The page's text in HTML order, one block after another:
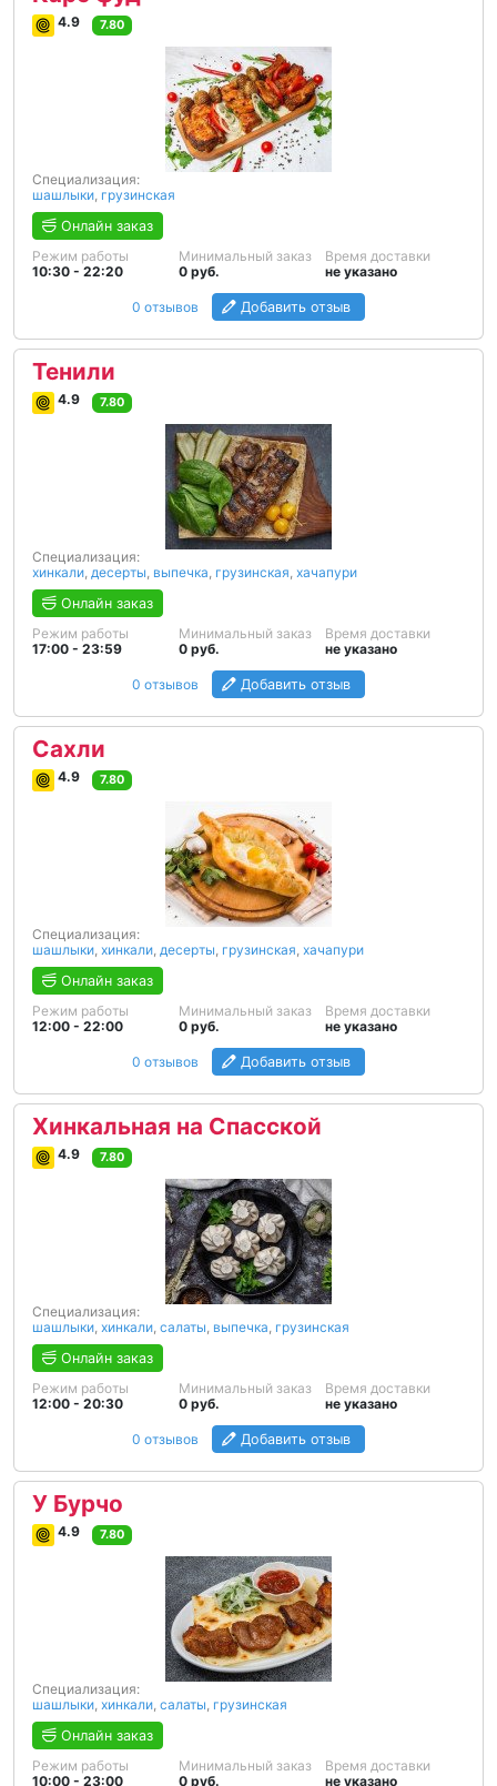
4.9 7.80
Специализация:
шашлыки, грузинская
Онлайн заказ
Режим работы
10:30 - 22:20
Минимальный заказ
0 руб.
Время доставки
не указано
0 отзывов Добавить отзыв
Тенили
4.9 7.80
Специализация:
хинкали, десерты, выпечка, грузинская, хачапури
Онлайн заказ
Режим работы
17:00 - 23:59
Минимальный заказ
0 руб.
Время доставки
не указано
0 отзывов Добавить отзыв
Сахли
4.9 7.80
Специализация:
шашлыки, хинкали, десерты, грузинская, хачапури
Онлайн заказ
Режим работы
12:00 - 22:00
Минимальный заказ
0 руб.
Время доставки
не указано
0 отзывов Добавить отзыв
Хинкальная на Спасской
4.9 7.80
Специализация:
шашлыки, хинкали, салаты, выпечка, грузинская
Онлайн заказ
Режим работы
12:00 - 20:30
Минимальный заказ
0 руб.
Время доставки
не указано
0 отзывов Добавить отзыв
У Бурчо
4.9 7.80
Специализация:
шашлыки, хинкали, салаты, грузинская
Онлайн заказ
Режим работы
10:00 - 23:00
Минимальный заказ
0 руб.
Время доставки
не указано